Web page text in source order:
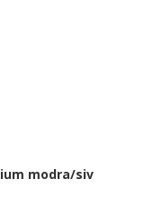
modra/siv